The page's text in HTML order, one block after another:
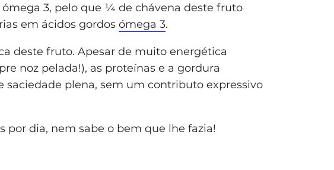
3, pelo que ¼ de chávena deste fruto
em ácidos gordos ómega 3.
deste fruto. Apesar de muito energética
noz pelada!), as proteínas e a gordura
plena, sem um contributo expressivo
por dia, nem sabe o bem que lhe fazia!